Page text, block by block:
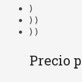
)
) )
) )
Precio